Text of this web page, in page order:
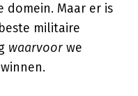
Maar er is
militaire
waarvoorwe